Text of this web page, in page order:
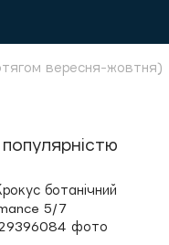
вересня-жовтня)